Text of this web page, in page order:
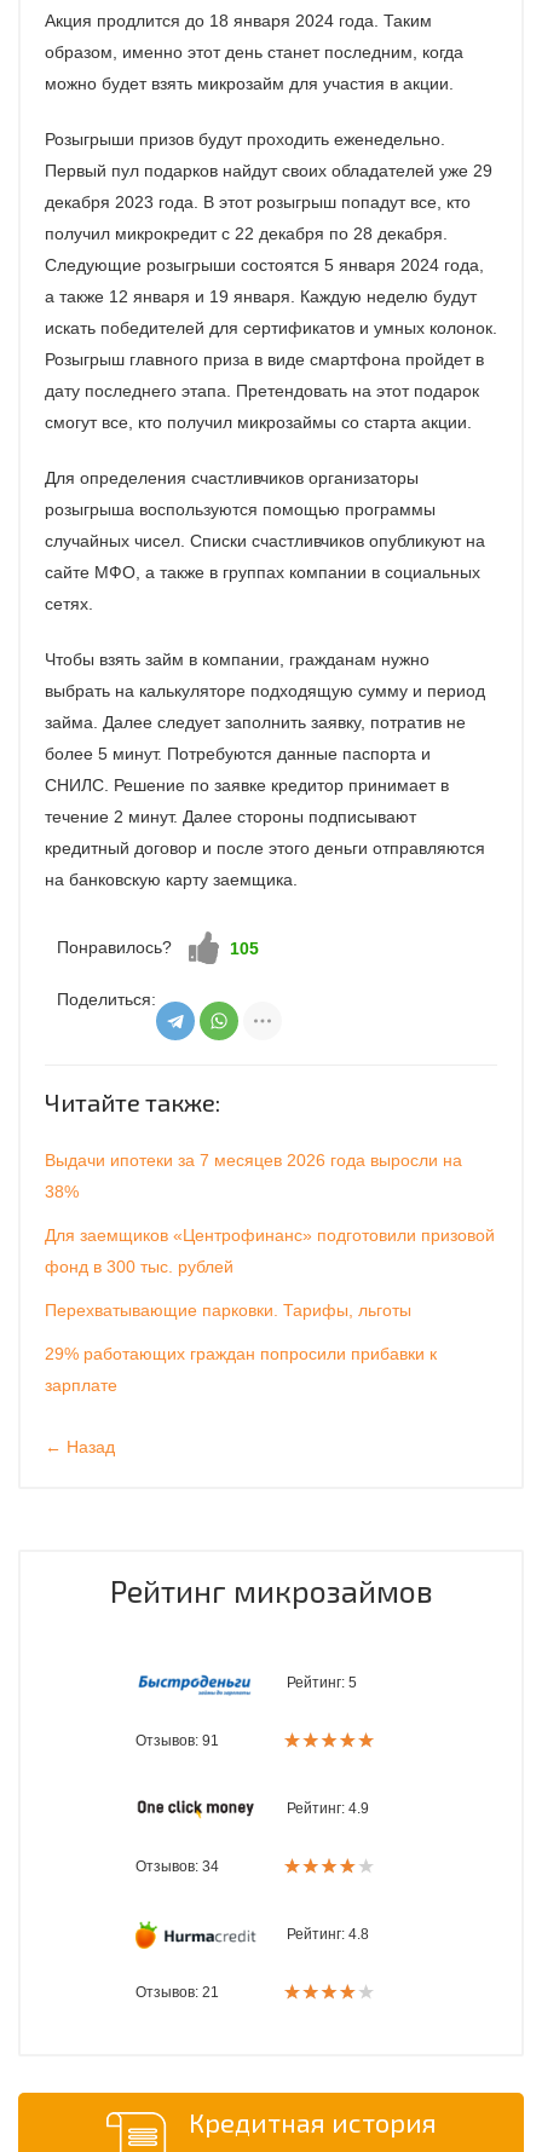
Акция продлится до 18 января 2024 года. Таким
образом, именно этот день станет последним, когда
можно будет взять микрозайм для участия в акции.
Розыгрыши призов будут проходить еженедельно.
Первый пул подарков найдут своих обладателей уже 29
декабря 2023 года. В этот розыгрыш попадут все, кто
получил микрокредит с 22 декабря по 28 декабря.
Следующие розыгрыши состоятся 5 января 2024 года,
а также 12 января и 19 января. Каждую неделю будут
искать победителей для сертификатов и умных колонок.
Розыгрыш главного приза в виде смартфона пройдет в
дату последнего этапа. Претендовать на этот подарок
смогут все, кто получил микрозаймы со старта акции.
Для определения счастливчиков организаторы
розыгрыша воспользуются помощью программы
случайных чисел. Списки счастливчиков опубликуют на
сайте МФО, а также в группах компании в социальных
сетях.
Чтобы взять займ в компании, гражданам нужно
выбрать на калькуляторе подходящую сумму и период
займа. Далее следует заполнить заявку, потратив не
более 5 минут. Потребуются данные паспорта и
СНИЛС. Решение по заявке кредитор принимает в
течение 2 минут. Далее стороны подписывают
кредитный договор и после этого деньги отправляются
на банковскую карту заемщика.
Понравилось? Нравится!
105
Поделиться:
Читайте также:
Выдачи ипотеки за 7 месяцев 2026 года выросли на
38%
Для заемщиков «Центрофинанс» подготовили призовой
фонд в 300 тыс. рублей
Перехватывающие парковки. Тарифы, льготы
29% работающих граждан попросили прибавки к
зарплате
← Назад
Рейтинг микрозаймов
Рейтинг: 5
Отзывов: 91
Рейтинг: 4.9
Отзывов: 34
Рейтинг: 4.8
Отзывов: 21
Кредитная история